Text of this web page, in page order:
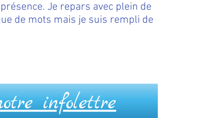
Je repars avec plein de
de mots mais je suis rempli de
infolettre